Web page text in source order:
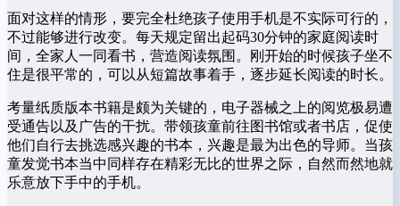
面对这样的情形，要完全杜绝孩子使用手机是不实际可行的，
不过能够进行改变。每天规定留出起码30分钟的家庭阅读时
间，全家人一同看书，营造阅读氛围。刚开始的时候孩子坐不
住是很平常的，可以从短篇故事着手，逐步延长阅读的时长。
考量纸质版本书籍是颇为关键的，电子器械之上的阅览极易遭
受通告以及广告的干扰。带领孩童前往图书馆或者书店，促使
他们自行去挑选感兴趣的书本，兴趣是最为出色的导师。当孩
童发觉书本当中同样存在精彩无比的世界之际，自然而然地就
乐意放下手中的手机。